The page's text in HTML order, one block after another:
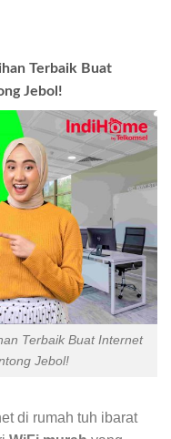
Terbaik Buat
Jebol!
Terbaik Buat Internet
Jebol!
di rumah tuh ibarat